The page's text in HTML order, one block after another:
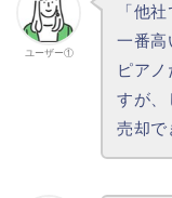
ユーザー①
「他
一番高
ピア
すが、
売却で